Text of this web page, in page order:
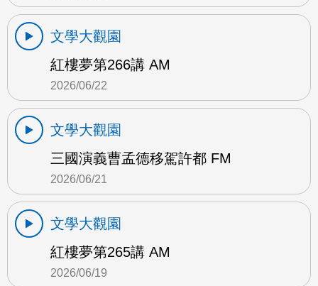
文學大觀園
紅樓夢第266講 AM
2026/06/22
文學大觀園
三國演義曹孟德移駕許都 FM
2026/06/21
文學大觀園
紅樓夢第265講 AM
2026/06/19